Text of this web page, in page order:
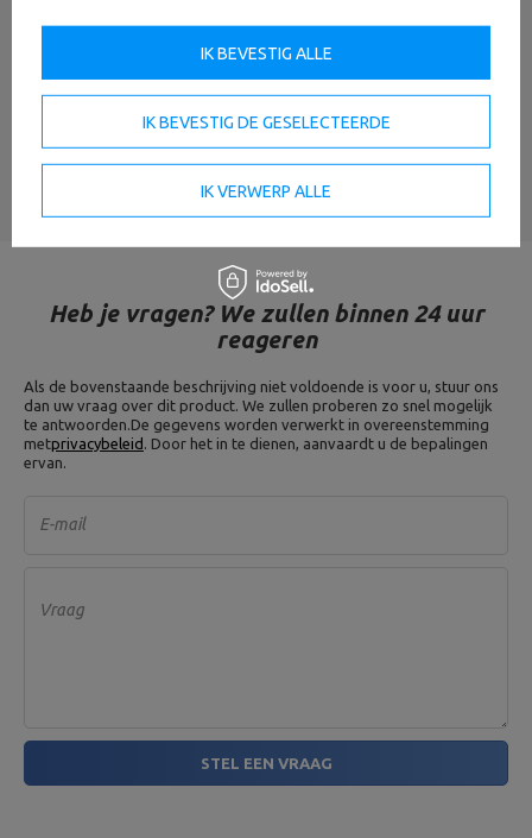
Uw e-mail
EEN MENING STUREN
Heb je vragen? We zullen binnen 24 uur
reageren
Als de bovenstaande beschrijving niet voldoende is voor u, stuur ons
dan uw vraag over dit product. We zullen proberen zo snel mogelijk
te antwoorden.De gegevens worden verwerkt in overeenstemming
metprivacybeleid . Door het in te dienen, aanvaardt u de bepalingen
ervan.
E-mail
Vraag
STEL EEN VRAAG
IK BEVESTIG DE GESELECTEERDE
IK VERWERP ALLE
IK BEVESTIG ALLE